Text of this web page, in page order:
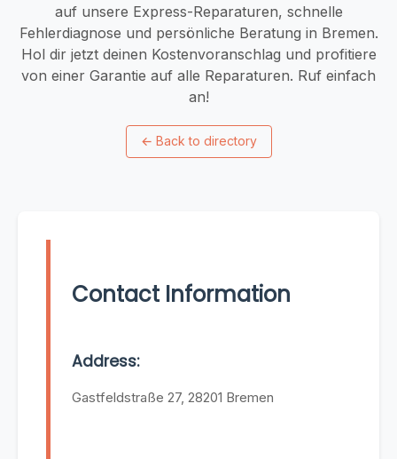
auf unsere Express-Reparaturen, schnelle
Fehlerdiagnose und persönliche Beratung in Bremen.
Hol dir jetzt deinen Kostenvoranschlag und profitiere
von einer Garantie auf alle Reparaturen. Ruf einfach
an!
← Back to directory
Contact Information
Address:
Gastfeldstraße 27, 28201 Bremen